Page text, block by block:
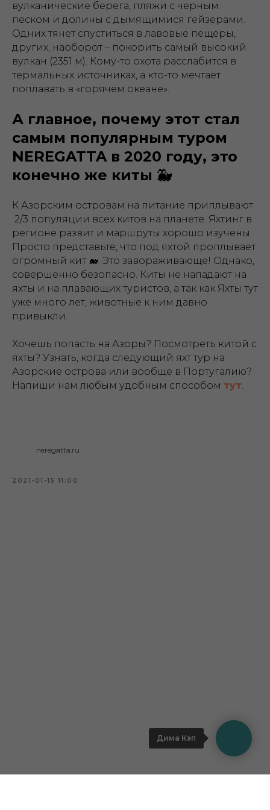
вулканические берега, пляжи с черным
песком и долины с дымящимися гейзерами.
Одних тянет спуститься в лавовые пещеры,
других, наоборот – покорить самый высокий
вулкан (2351 м). Кому-то охота расслабится в
термальных источниках, а кто-то мечтает
поплавать в «горячем океане».
А главное, почему этот стал
самым популярным туром
NEREGATTA в 2020 году, это
конечно же киты 🐳
К Азорским островам на питание приплывают
2/3 популяции всех китов на планете. Яхтинг в
регионе развит и маршруты хорошо изучены.
Просто представьте, что под яхтой проплывает
огромный кит 🐋. Это завораживающе! Однако,
совершенно безопасно. Киты не нападают на
яхты и на плавающих туристов, а так как Яхты тут
уже много лет, животные к ним давно
привыкли.
Хочешь попасть на Азоры? Посмотреть китой с
яхты? Узнать, когда следующий яхт тур на
Азорские острова или вообще в Португалию?
Напиши нам любым удобным способом тут
neregatta.ru
2021-01-15 11:00
Дима Кэп